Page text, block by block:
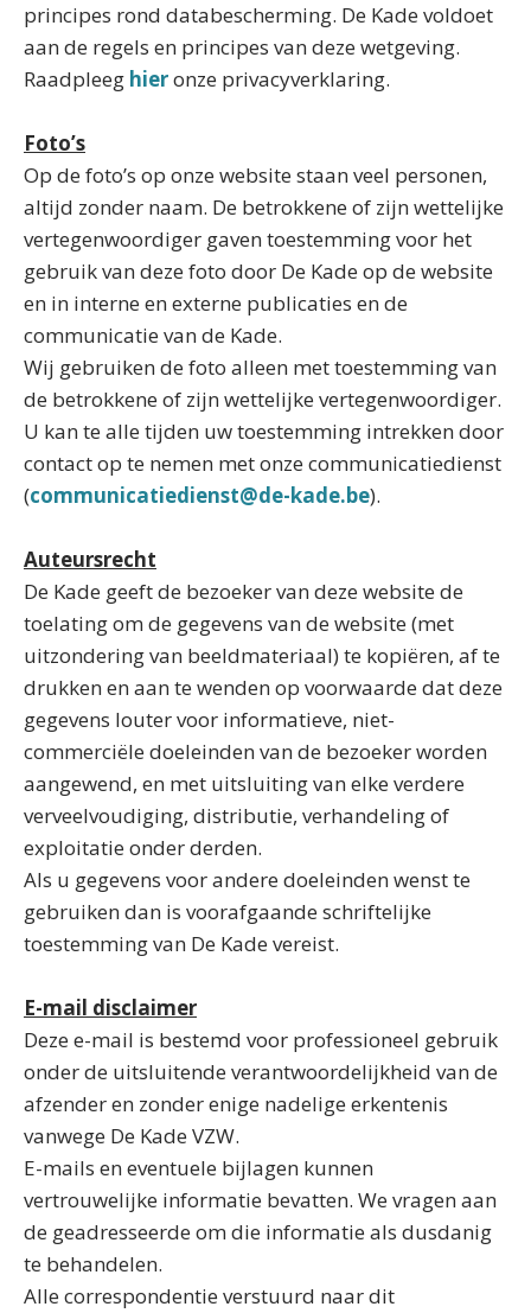
principes rond databescherming. De Kade voldoet
aan de regels en principes van deze wetgeving.
Raadpleeg hieronze privacyverklaring.
Foto’s
Op de foto’s op onze website staan veel personen,
altijd zonder naam. De betrokkene of zijn wettelijke
vertegenwoordiger gaven toestemming voor het
gebruik van deze foto door De Kade op de website
en in interne en externe publicaties en de
communicatie van de Kade.
Wij gebruiken de foto alleen met toestemming van
de betrokkene of zijn wettelijke vertegenwoordiger.
U kan te alle tijden uw toestemming intrekken door
contact op te nemen met onze communicatiedienst
(communicatiedienst@de-kade.be).
Auteursrecht
De Kade geeft de bezoeker van deze website de
toelating om de gegevens van de website (met
uitzondering van beeldmateriaal) te kopiëren, af te
drukken en aan te wenden op voorwaarde dat deze
gegevens louter voor informatieve, niet-
commerciële doeleinden van de bezoeker worden
aangewend, en met uitsluiting van elke verdere
verveelvoudiging, distributie, verhandeling of
exploitatie onder derden.
Als u gegevens voor andere doeleinden wenst te
gebruiken dan is voorafgaande schriftelijke
toestemming van De Kade vereist.
E-mail disclaimer
Deze e-mail is bestemd voor professioneel gebruik
onder de uitsluitende verantwoordelijkheid van de
afzender en zonder enige nadelige erkentenis
vanwege De Kade VZW.
E-mails en eventuele bijlagen kunnen
vertrouwelijke informatie bevatten. We vragen aan
de geadresseerde om die informatie als dusdanig
te behandelen.
Alle correspondentie verstuurd naar dit